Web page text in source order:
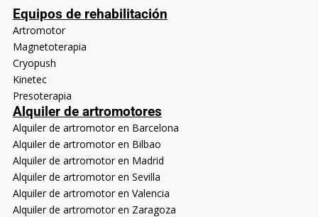
Equipos de rehabilitación
Artromotor
Magnetoterapia
Cryopush
Kinetec
Presoterapia
Alquiler de artromotores
Alquiler de artromotor en Barcelona
Alquiler de artromotor en Bilbao
Alquiler de artromotor en Madrid
Alquiler de artromotor en Sevilla
Alquiler de artromotor en Valencia
Alquiler de artromotor en Zaragoza